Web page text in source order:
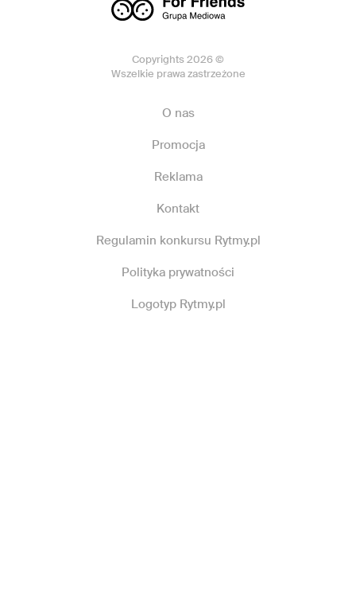
Copyrights 2026 ©
Wszelkie prawa zastrzeżone
O nas
Promocja
Reklama
Kontakt
Regulamin konkursu Rytmy.pl
Polityka prywatności
Logotyp Rytmy.pl